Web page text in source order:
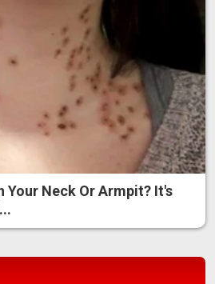
Your Neck Or Armpit? It's